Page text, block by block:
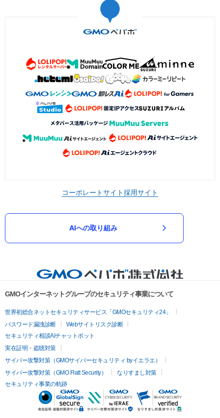
コーポレートサイト採用サイト
AIへの取り組み
GMOインターネットグループのセキュリティ事業について
世界初総合ネットセキュリティサービス「GMOセキュリティ24」
パスワード漏洩診断
Webサイトリスク診断
セキュリティ相談AIチャットボット
実在証明・盗聴対策
サイバー攻撃対策（GMOサイバーセキュリティ byイエラエ）
サイバー攻撃対策（GMO Flatt Security）
なりすまし対策
セキュリティ事業の軌跡